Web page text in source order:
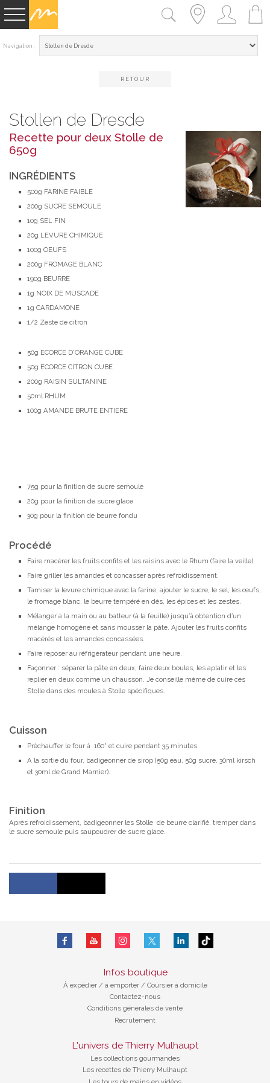
Navigation :
RETOUR
Stollen de Dresde
Recette pour deux Stolle de
650g
INGRÉDIENTS
500g FARINE FAIBLE
200g SUCRE SEMOULE
10g SEL FIN
20g LEVURE CHIMIQUE
100g OEUFS
200g FROMAGE BLANC
190g BEURRE
1g NOIX DE MUSCADE
1g CARDAMONE
1/2 Zeste de citron
50g ECORCE D'ORANGE CUBE
50g ECORCE CITRON CUBE
200g RAISIN SULTANINE
50ml RHUM
100g AMANDE BRUTE ENTIERE
75g pour la finition de sucre semoule
20g pour la finition de sucre glace
30g pour la finition de beurre fondu
Procédé
Faire macérer les fruits confits et les raisins avec le Rhum (faire la veille).
Faire griller les amandes et concasser après refroidissement.
Tamiser la levure chimique avec la farine, ajouter le sucre, le sel, les œufs,
le fromage blanc, le beurre tempéré en dés, les épices et les zestes.
Mélanger à la main ou au batteur (à la feuille) jusqu’à obtention d’un
mélange homogène et sans mousser la pâte. Ajouter les fruits confits
macérés et les amandes concassées.
Faire reposer au réfrigérateur pendant une heure.
Façonner : séparer la pâte en deux, faire deux boules, les aplatir et les
replier en deux comme un chausson. Je conseille même de cuire ces
Stolle dans des moules à Stolle spécifiques.
Cuisson
Préchauffer le four à 160° et cuire pendant 35 minutes.
A la sortie du four, badigeonner de sirop (50g eau, 50g sucre, 30ml kirsch
et 30ml de Grand Marnier).
Finition
Après refroidissement, badigeonner les Stolle de beurre clarifié, tremper dans
le sucre semoule puis saupoudrer de sucre glace.
Infos boutique
À expédier / à emporter / Coursier à domicile
Contactez-nous
Conditions générales de vente
Recrutement
L'univers de Thierry Mulhaupt
Les collections gourmandes
Les recettes de Thierry Mulhaupt